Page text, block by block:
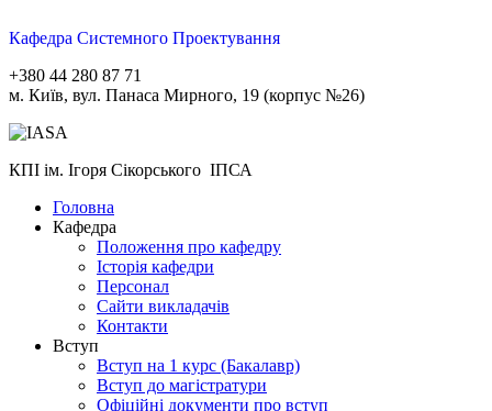
Кафедра Системного Проектування
+380 44 280 87 71
м. Київ, вул. Панаса Мирного, 19 (корпус №26)
КПІ ім. Ігоря Сікорського ІПСА
Головна
Кафедра
Положення про кафедру
Історія кафедри
Персонал
Сайти викладачів
Контакти
Вступ
Вступ на 1 курс (Бакалавр)
Вступ до магістратури
Офіційні документи про вступ